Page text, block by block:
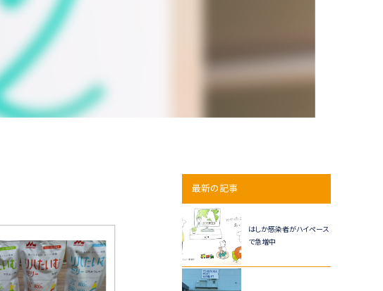
最新の記事
はしか感染者がハイペース
で急増中